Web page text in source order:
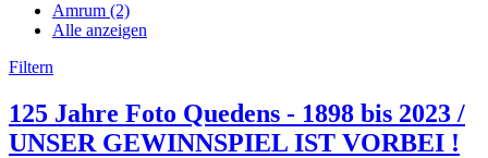
Amrum (2)
Alle anzeigen
Filtern
125 Jahre Foto Quedens - 1898 bis 2023 /
UNSER GEWINNSPIEL IST VORBEI !